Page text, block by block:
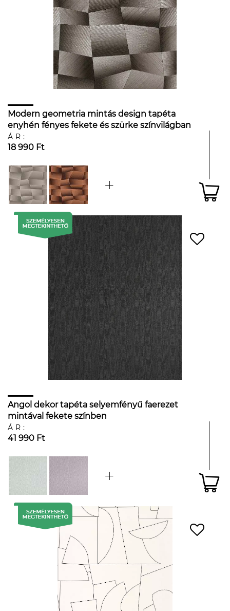
Modern geometria mintás design tapéta
enyhén fényes fekete és szürke színvilágban
ÁR:
18 990 Ft
Angol dekor tapéta selyemfényű faerezet
mintával fekete színben
ÁR:
41 990 Ft